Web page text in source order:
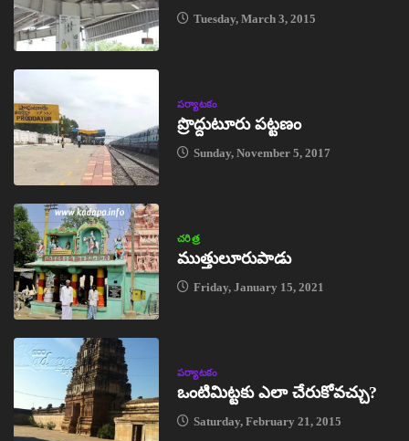
Tuesday, March 3, 2015
పర్యాటకం
ప్రొద్దుటూరు పట్టణం
Sunday, November 5, 2017
చరిత్ర
ముత్తులూరుపాడు
Friday, January 15, 2021
పర్యాటకం
ఒంటిమిట్టకు ఎలా చేరుకోవచ్చు?
Saturday, February 21, 2015